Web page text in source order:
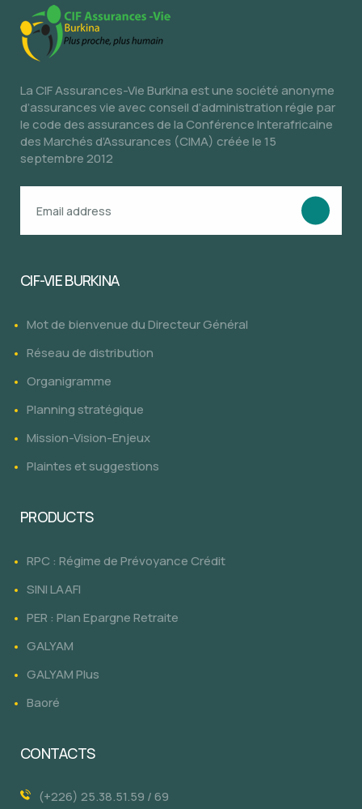
La CIF Assurances-Vie Burkina est une société anonyme
d’assurances vie avec conseil d’administration régie par
le code des assurances de la Conférence Interafricaine
des Marchés d’Assurances (CIMA) créée le 15
septembre 2012
CIF-VIE BURKINA
Mot de bienvenue du Directeur Général
Réseau de distribution
Organigramme
Planning stratégique
Mission-Vision-Enjeux
Plaintes et suggestions
PRODUCTS
RPC : Régime de Prévoyance Crédit
SINI LAAFI
PER : Plan Epargne Retraite
GALYAM
GALYAM Plus
Baoré
CONTACTS
(+226) 25.38.51.59 / 69